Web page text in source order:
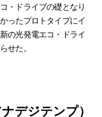
・ドライブの礎となり
ったプロトタイプにイ
の光発電エコ・ドライ
せた。
デジテンプ）